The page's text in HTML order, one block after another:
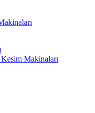
Makinaları